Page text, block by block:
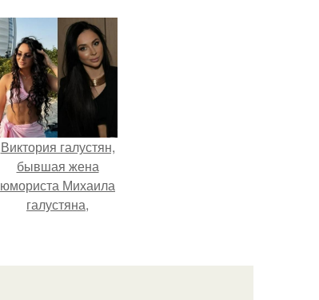
Виктория галустян,
бывшая жена
юмориста Михаила
галустяна,
последствиях